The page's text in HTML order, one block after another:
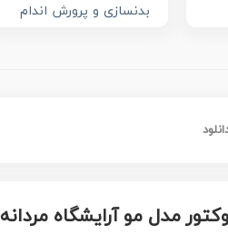
بدنسازی و پرورش اندام
مدل مو آرایشگاه مردانه